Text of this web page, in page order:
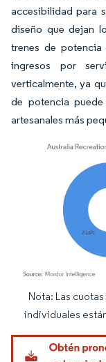
accesibilidad para
diseño que dejan
trenes de
ingresos por
verticalmente, ya
de potencia
artesanales más
Imagen © Mordor
Nota: Las
individuales